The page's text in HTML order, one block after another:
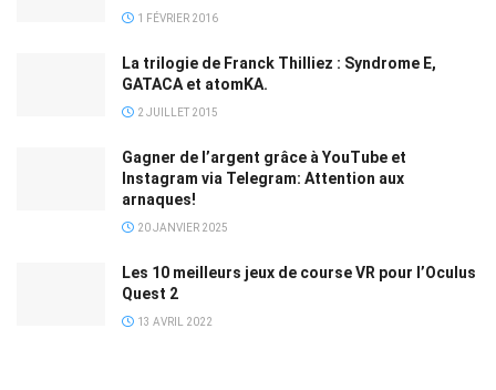
1 FÉVRIER 2016
La trilogie de Franck Thilliez : Syndrome E,
GATACA et atomKA.
2 JUILLET 2015
Gagner de l’argent grâce à YouTube et
Instagram via Telegram: Attention aux
arnaques!
20 JANVIER 2025
Les 10 meilleurs jeux de course VR pour l’Oculus
Quest 2
13 AVRIL 2022